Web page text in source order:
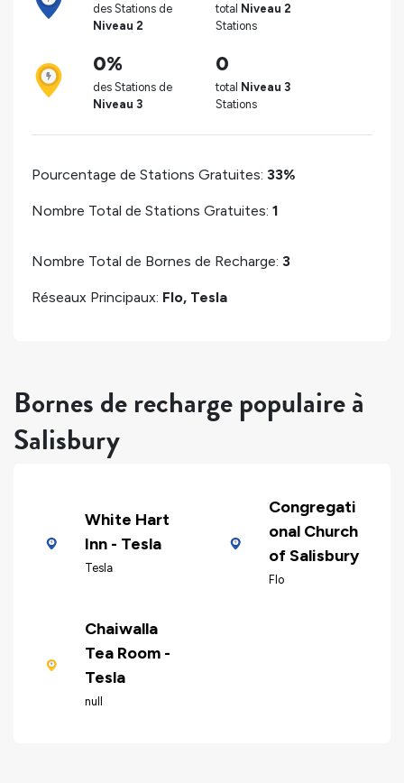
des Stations de
Niveau 2
total Niveau 2
Stations
0%
des Stations de
Niveau 3
0
total Niveau 3
Stations
Pourcentage de Stations Gratuites: 33%
Nombre Total de Stations Gratuites: 1
Nombre Total de Bornes de Recharge: 3
Réseaux Principaux: Flo, Tesla
Bornes de recharge populaire à
Salisbury
White Hart
Inn - Tesla
Tesla
Congregati
onal Church
of Salisbury
Flo
Chaiwalla
Tea Room -
Tesla
null